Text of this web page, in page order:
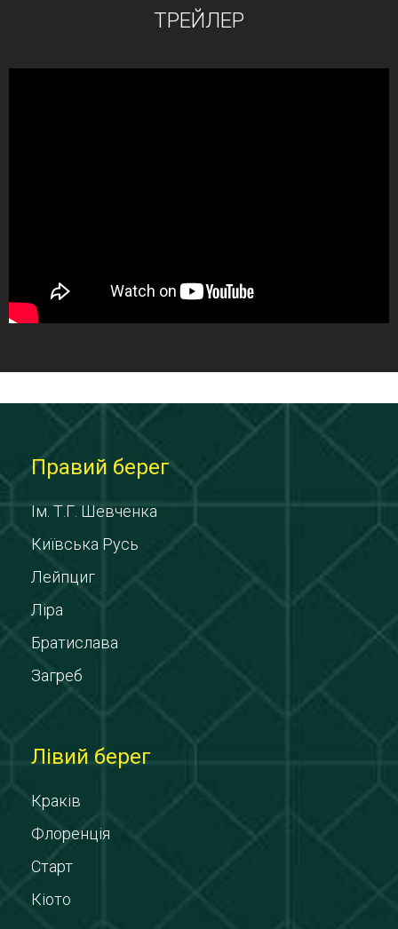
ТРЕЙЛЕР
Правий берег
Ім. Т.Г. Шевченка
Київська Русь
Лейпциг
Ліра
Братислава
Загреб
Лівий берег
Краків
Флоренція
Старт
Кіото